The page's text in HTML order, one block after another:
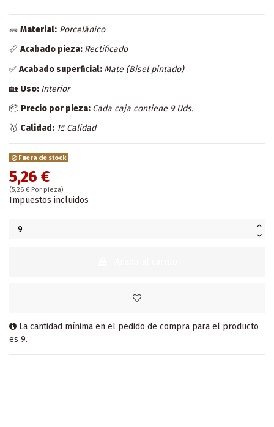
🧱 Material: Porcelánico
📏Acabado pieza: Rectificado
✅Acabado superficial: Mate (Bisel pintado)
🏡 Uso: Interior
📦 Precio por pieza: Cada caja contiene 9 Uds.
🥇 Calidad: 1ª Calidad
Fuera de stock
5,26 €
(5,26 € Por pieza)
Impuestos incluidos
La cantidad mínima en el pedido de compra para el producto
es 9.